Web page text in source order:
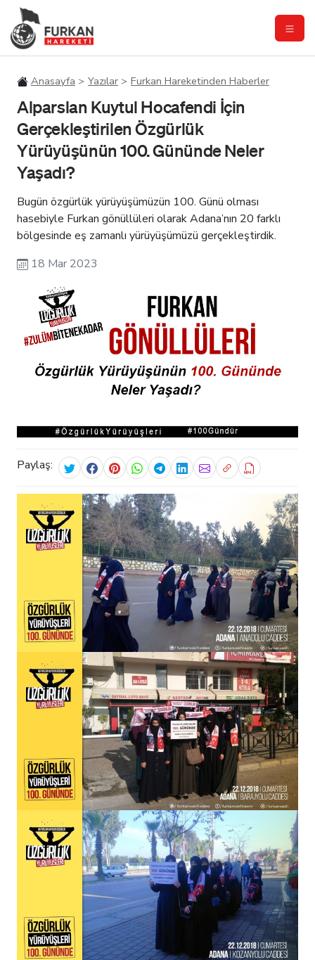
Anasayfa Yazılar Furkan Hareketinden Haberler
Alparslan Kuytul Hocafendi İçin
Gerçekleştirilen Özgürlük
Yürüyüşünün 100. Gününde Neler
Yaşadı?
Bugün özgürlük yürüyüşümüzün 100. Günü olması
hasebiyle Furkan gönüllüleri olarak Adana’nın 20 farklı
bölgesinde eş zamanlı yürüyüşümüzü gerçekleştirdik.
18 Mar 2023
Paylaş: